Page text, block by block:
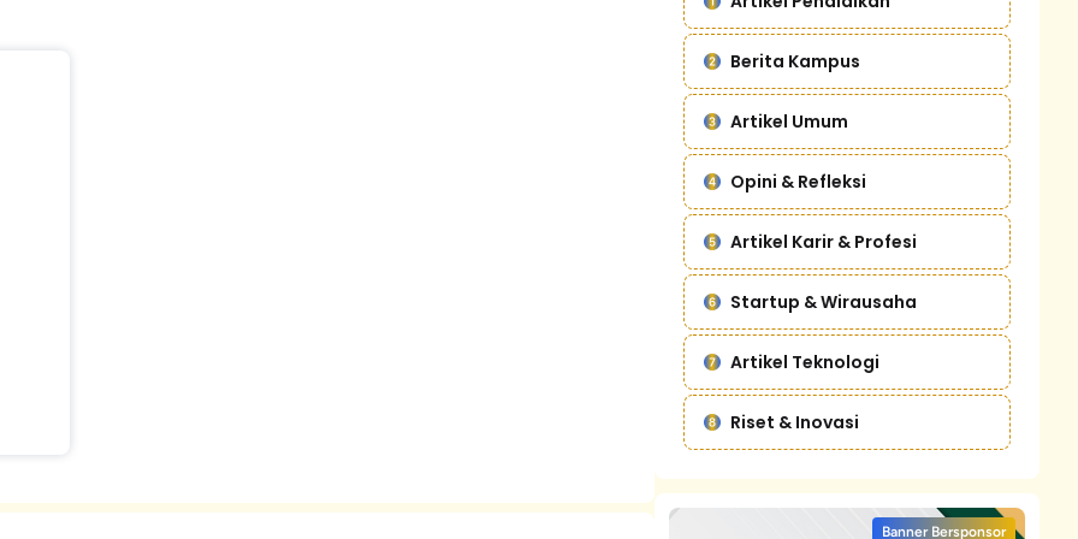
Berita Kampus
Artikel Umum
Opini & Refleksi
Artikel Karir & Profesi
Startup & Wirausaha
Artikel Teknologi
Riset & Inovasi
Banner Bersponsor